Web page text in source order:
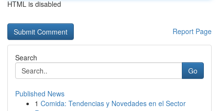
HTML is disabled
Report Page
Search
Go
Published News
1 Comida: Tendencias y Novedades en el Sector